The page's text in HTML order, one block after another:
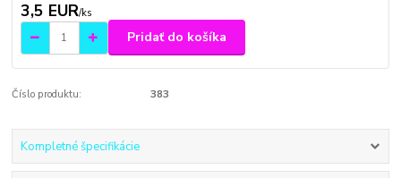
3,5 EUR/ks
Pridať do košíka
Číslo produktu: 383
Kompletné špecifikácie